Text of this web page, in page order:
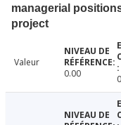
managerial
project
Valeur
0.00